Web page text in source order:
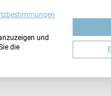
und
die